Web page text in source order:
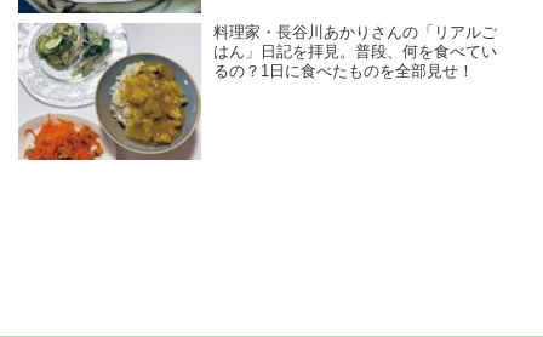
料理家・長谷川あかりさんの「リアルご
はん」日記を拝見。普段、何を食べてい
るの？1日に食べたものを全部見せ！